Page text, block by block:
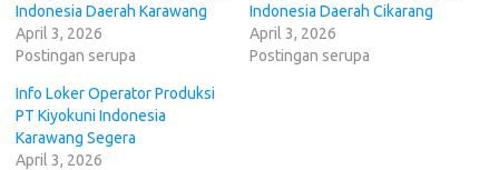
Indonesia Daerah Karawang
April 3, 2026
Postingan serupa
Indonesia Daerah Cikarang
April 3, 2026
Postingan serupa
Info Loker Operator Produksi
PT Kiyokuni Indonesia
Karawang Segera
April 3, 2026